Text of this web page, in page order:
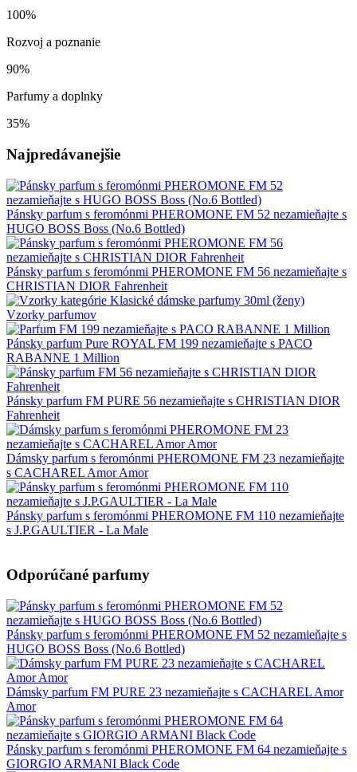
100%
Rozvoj a poznanie
90%
Parfumy a doplnky
35%
Najpredávanejšie
Pánsky parfum s feromónmi PHEROMONE FM 52 nezamieňajte s
HUGO BOSS Boss (No.6 Bottled)
Pánsky parfum s feromónmi PHEROMONE FM 56 nezamieňajte s
CHRISTIAN DIOR Fahrenheit
Vzorky parfumov
Pánsky parfum Pure ROYAL FM 199 nezamieňajte s PACO
RABANNE 1 Million
Pánsky parfum FM PURE 56 nezamieňajte s CHRISTIAN DIOR
Fahrenheit
Dámsky parfum s feromónmi PHEROMONE FM 23 nezamieňajte
s CACHAREL Amor Amor
Pánsky parfum s feromónmi PHEROMONE FM 110 nezamieňajte
s J.P.GAULTIER - La Male
Odporúčané parfumy
Pánsky parfum s feromónmi PHEROMONE FM 52 nezamieňajte s
HUGO BOSS Boss (No.6 Bottled)
Dámsky parfum FM PURE 23 nezamieňajte s CACHAREL Amor
Amor
Pánsky parfum s feromónmi PHEROMONE FM 64 nezamieňajte s
GIORGIO ARMANI Black Code